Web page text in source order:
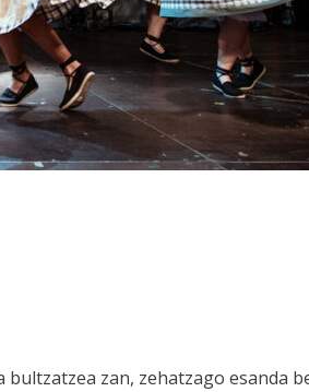
zan, zehatzago esanda